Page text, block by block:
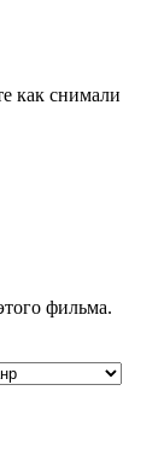
как снимали
фильма.